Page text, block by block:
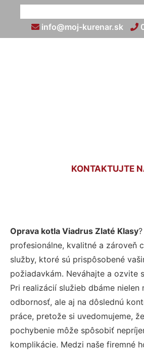
info@moj-kurenar.sk
KONTAKTUJTE
Oprava kotla Viadrus Zlaté Klasy
profesionálne, kvalitné a zároveň
služby, ktoré sú prispôsobené
požiadavkám. Neváhajte a ozvite
Pri realizácií služieb dbáme nielen
odbornosť, ale aj na dôslednú
práce, pretože si uvedomujeme,
pochybenie môže spôsobiť
komplikácie. Medzi naše firemné